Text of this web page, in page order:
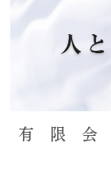
有 限